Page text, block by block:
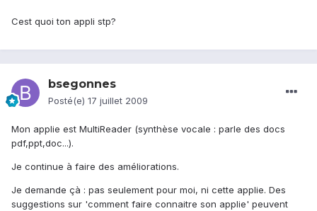
Cest quoi ton appli stp?
bsegonnes
Posté(e) 17 juillet 2009
Mon applie est MultiReader (synthèse vocale : parle des docs
pdf,ppt,doc...).
Je continue à faire des améliorations.
Je demande çà : pas seulement pour moi, ni cette applie. Des
suggestions sur 'comment faire connaitre son applie' peuvent